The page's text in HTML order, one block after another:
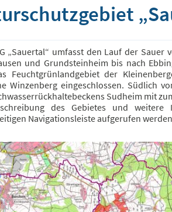
„Sauertal“ umfasst den Lauf der
und Grundsteinheim bis nach
Feuchtgrünlandgebiet der
Winzenberg eingeschlossen. Südlich
Sudheim mit
des Gebietes und
Navigationsleiste aufgerufen